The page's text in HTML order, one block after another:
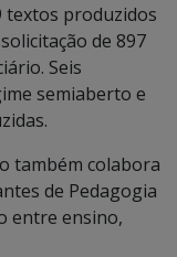
textos produzidos
de 897
Seis
semiaberto e
também colabora
de Pedagogia
entre ensino,